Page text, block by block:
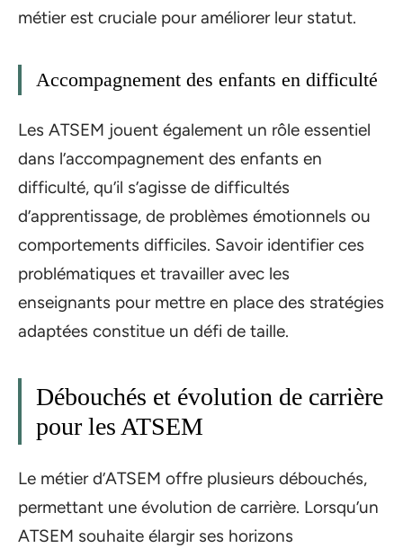
métier est cruciale pour améliorer leur statut.
Accompagnement des enfants en difficulté
Les ATSEM jouent également un rôle essentiel
dans l’accompagnement des enfants en
difficulté, qu’il s’agisse de difficultés
d’apprentissage, de problèmes émotionnels ou
comportements difficiles. Savoir identifier ces
problématiques et travailler avec les
enseignants pour mettre en place des stratégies
adaptées constitue un défi de taille.
Débouchés et évolution de carrière
pour les ATSEM
Le métier d’ATSEM offre plusieurs débouchés,
permettant une évolution de carrière. Lorsqu’un
ATSEM souhaite élargir ses horizons